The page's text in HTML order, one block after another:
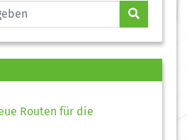
Routen für die